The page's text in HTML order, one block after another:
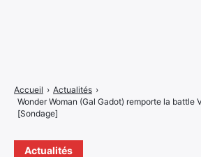
Actualités
Accueil › Actualités ›
Wonder Woman (Gal Gadot) remporte la battle
[Sondage]